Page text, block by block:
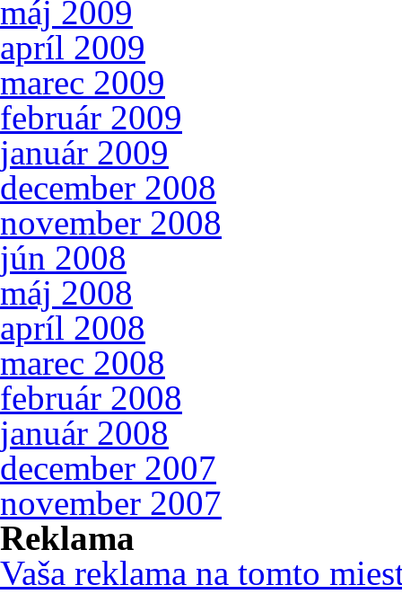
máj 2009
apríl 2009
marec 2009
február 2009
január 2009
december 2008
november 2008
jún 2008
máj 2008
apríl 2008
marec 2008
február 2008
január 2008
december 2007
november 2007
Reklama
Vaša reklama na tomto